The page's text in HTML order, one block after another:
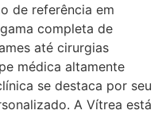
de referência em
completa de
até cirurgias
médica altamente
se destaca por seu
A Vítrea está